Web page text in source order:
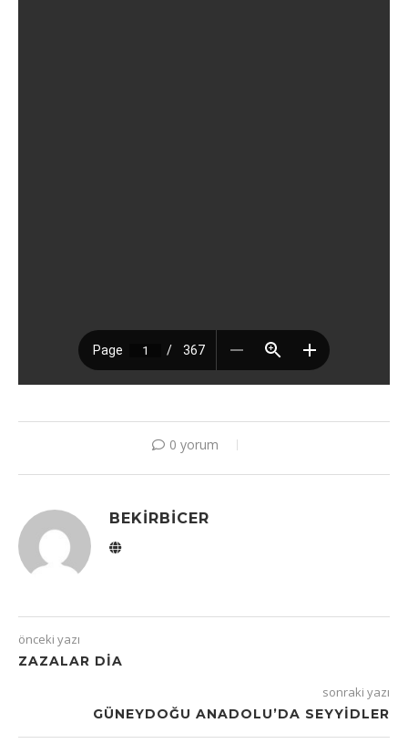
0 yorum
BEKIRBICER
önceki yazı
ZAZALAR DİA
sonraki yazı
GÜNEYDOĞU ANADOLU’DA SEYYIDLER